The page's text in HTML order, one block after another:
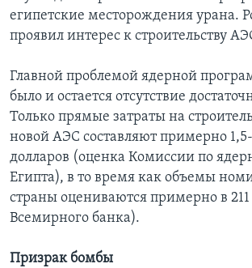
египетские месторождения урана.
проявил интерес к строительству
Главной проблемой ядерной
было и остается отсутствие
Только прямые затраты на
новой АЭС составляют примерно
долларов (оценка Комиссии по
Египта), в то время как объемы
страны оцениваются примерно в
Всемирного банка).
Призрак бомбы